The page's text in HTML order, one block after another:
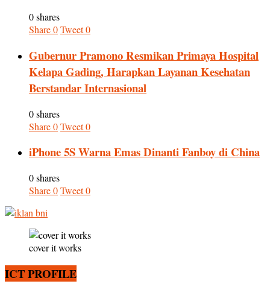
0 shares
Share0Tweet0
Gubernur Pramono Resmikan Primaya Hospital
Kelapa Gading, Harapkan Layanan Kesehatan
Berstandar Internasional
0 shares
Share0Tweet0
iPhone 5S Warna Emas Dinanti Fanboy di China
0 shares
Share0Tweet0
cover it works
ICT PROFILE